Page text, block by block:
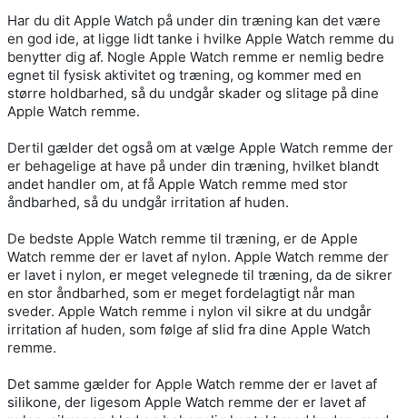
Har du dit Apple Watch på under din træning kan det være
en god ide, at ligge lidt tanke i hvilke Apple Watch remme du
benytter dig af. Nogle Apple Watch remme er nemlig bedre
egnet til fysisk aktivitet og træning, og kommer med en
større holdbarhed, så du undgår skader og slitage på dine
Apple Watch remme.
Dertil gælder det også om at vælge Apple Watch remme der
er behagelige at have på under din træning, hvilket blandt
andet handler om, at få Apple Watch remme med stor
åndbarhed, så du undgår irritation af huden.
De bedste Apple Watch remme til træning, er de Apple
Watch remme der er lavet af nylon. Apple Watch remme der
er lavet i nylon, er meget velegnede til træning, da de sikrer
en stor åndbarhed, som er meget fordelagtigt når man
sveder. Apple Watch remme i nylon vil sikre at du undgår
irritation af huden, som følge af slid fra dine Apple Watch
remme.
Det samme gælder for Apple Watch remme der er lavet af
silikone, der ligesom Apple Watch remme der er lavet af